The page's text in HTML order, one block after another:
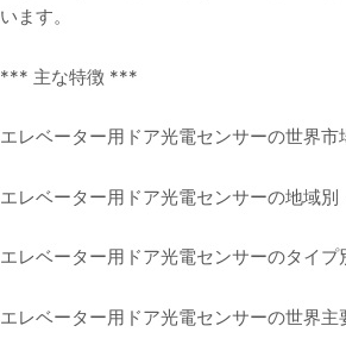
います。
*** 主な特徴 ***
エレベーター用ドア光電センサーの世界
エレベーター用ドア光電センサーの地域
エレベーター用ドア光電センサーのタイ
エレベーター用ドア光電センサーの世界